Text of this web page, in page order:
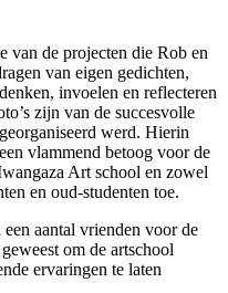
van de projecten die Rob en
van eigen gedichten,
invoelen en reflecteren
zijn van de succesvolle
werd. Hierin
vlammend betoog voor de
Art school en zowel
en oud-studenten toe.
aantal vrienden voor de
om de artschool
ervaringen te laten